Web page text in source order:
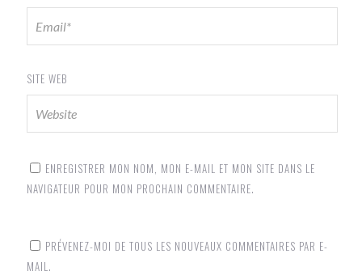
SITE WEB
ENREGISTRER MON NOM, MON E-MAIL ET MON SITE DANS LE
NAVIGATEUR POUR MON PROCHAIN COMMENTAIRE.
PRÉVENEZ-MOI DE TOUS LES NOUVEAUX COMMENTAIRES PAR E-
MAIL.